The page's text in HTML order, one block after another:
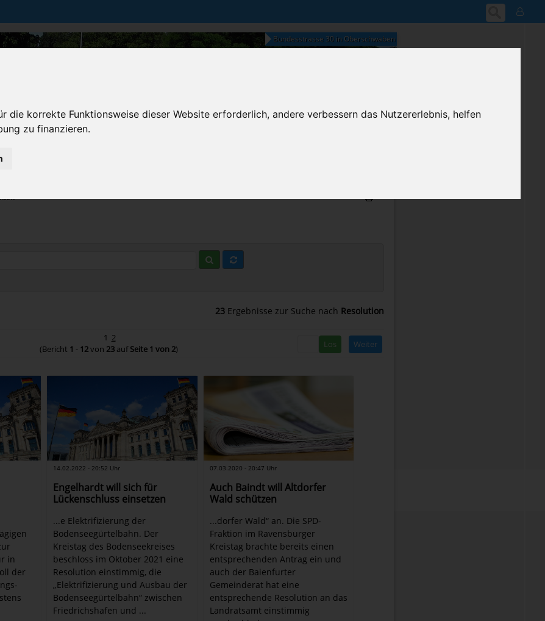
die korrekte Funktionsweise dieser Website erforderlich, andere verbessern das Nutzererlebnis, helfen
zu finanzieren.
Bundesstrasse 30 in Oberschwaben
03:06
23 Ergebnisse zur Suche nach Resolution
1 2
(Bericht 1 - 12von 23aufSeite 1 von 2) Weiter
in
der
14.02.2022 - 20:52 Uhr
Engelhardt will sich für
Lückenschluss einsetzen
...e Elektrifizierung der
Bodenseegürtelbahn. Der
Kreistag des Bodenseekreises
beschloss im Oktober 2021 eine
Resolution einstimmig, die
„Elektrifizierung und Ausbau der
Bodenseegürtelbahn“ zwischen
Friedrichshafen und ...
07.03.2020 - 20:47 Uhr
Auch Baindt will Altdorfer
Wald schützen
...dorfer Wald“ an. Die SPD-
Fraktion im Ravensburger
Kreistag brachte bereits einen
entsprechenden Antrag ein und
auch der Baienfurter
Gemeinderat hat eine
entsprechende Resolution an das
Landratsamt einstimmig